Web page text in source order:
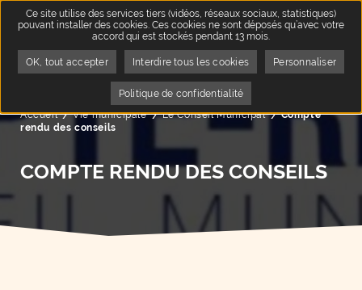
Accueil Vie municipale Le Conseil Municipal Page active :
Compte
rendu des conseils
COMPTE RENDU DES CONSEILS
Ce site utilise des services tiers (vidéos, réseaux sociaux, statistiques)
pouvant installer des cookies. Ces cookies ne sont déposés qu’avec votre
accord qui est stockés pendant 13 mois.
OK, tout accepter Interdire tous les cookies Personnaliser
Politique de confidentialité